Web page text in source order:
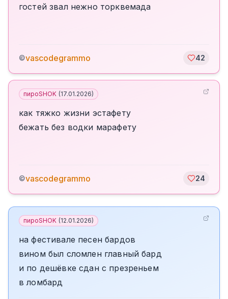
гостей звал нежно торквемада
©vascodegrammo 42
пироSHOK (17.01.2026)
как тяжко жизни эстафету
бежать без водки марафету
©vascodegrammo 24
пироSHOK (12.01.2026)
на фестивале песен бардов
вином был сломлен главный бард
и по дешёвке сдан с презреньем
в ломбард